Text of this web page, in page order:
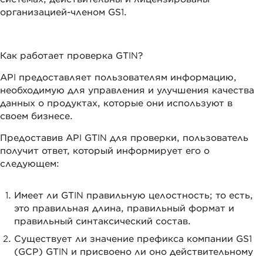
организацией-членом GS1.
Как работает проверка GTIN?
API предоставляет пользователям информацию,
необходимую для управления и улучшения качества
данных о продуктах, которые они используют в
своем бизнесе.
Предоставив API GTIN для проверки, пользователь
получит ответ, который информирует его о
следующем:
Имеет ли GTIN правильную целостность; то есть,
это правильная длина, правильный формат и
правильный синтаксический состав.
Существует ли значение префикса компании GS1
(GCP) GTIN и присвоено ли оно действительному